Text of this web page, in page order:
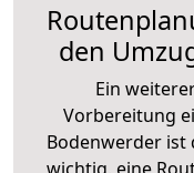
den
Ein
Vorbereitung
Bodenwerder ist